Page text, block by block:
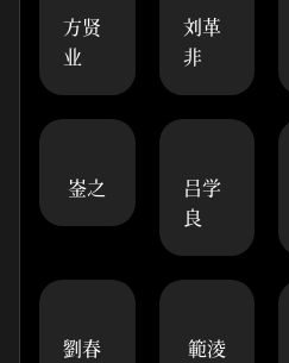
方贤
业
刘革
非
崟之
吕学
良
劉春
範淩